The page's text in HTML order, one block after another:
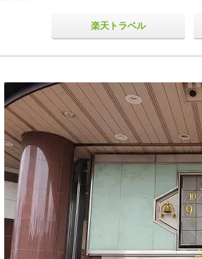
楽天トラベル